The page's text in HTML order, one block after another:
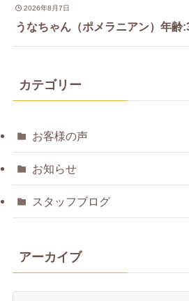
2026年8月7日
うなちゃん（ポメラニアン）年齢
カテゴリー
お客様の声
お知らせ
スタッフブログ
アーカイブ